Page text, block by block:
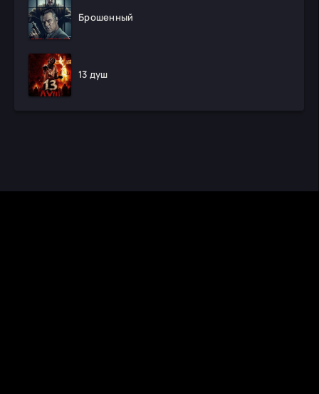
Брошенный
13 душ